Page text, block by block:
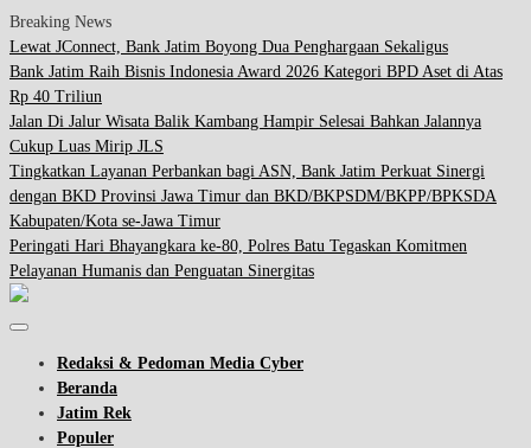
Breaking News
Lewat JConnect, Bank Jatim Boyong Dua Penghargaan Sekaligus
Bank Jatim Raih Bisnis Indonesia Award 2026 Kategori BPD Aset di Atas
Rp 40 Triliun
Jalan Di Jalur Wisata Balik Kambang Hampir Selesai Bahkan Jalannya
Cukup Luas Mirip JLS
Tingkatkan Layanan Perbankan bagi ASN, Bank Jatim Perkuat Sinergi
dengan BKD Provinsi Jawa Timur dan BKD/BKPSDM/BKPP/BPKSDA
Kabupaten/Kota se-Jawa Timur
Peringati Hari Bhayangkara ke-80, Polres Batu Tegaskan Komitmen
Pelayanan Humanis dan Penguatan Sinergitas
Redaksi & Pedoman Media Cyber
Beranda
Jatim Rek
Populer